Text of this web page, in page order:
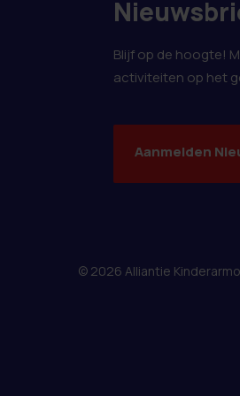
Blijf op de hoogte!
activiteiten op het
Aanmelden
© 2026 Alliantie